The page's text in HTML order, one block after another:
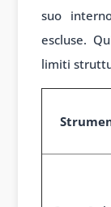
suo
escluse.
limiti